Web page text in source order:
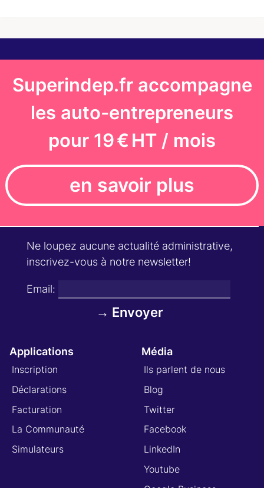
Superindep.fr accompagne
les auto-entrepreneurs
pour 19 € HT / mois
en savoir plus
Ne loupez aucune actualité administrative,
inscrivez-vous à notre newsletter!
Email:
Applications
Inscription
Déclarations
Facturation
La Communauté
Simulateurs
Média
Ils parlent de nous
Blog
Twitter
Facebook
LinkedIn
Youtube